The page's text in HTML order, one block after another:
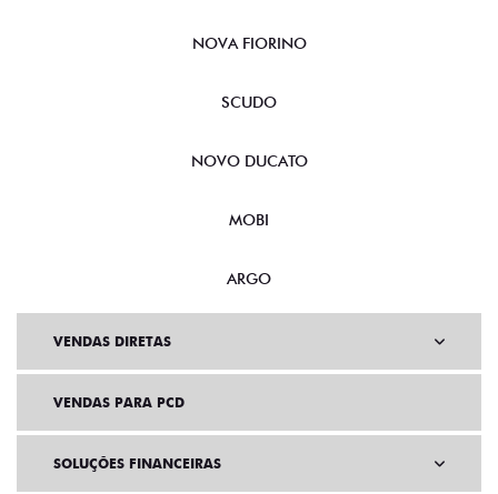
NOVA FIORINO
SCUDO
NOVO DUCATO
MOBI
ARGO
VENDAS DIRETAS
VENDAS PARA PCD
SOLUÇÕES FINANCEIRAS